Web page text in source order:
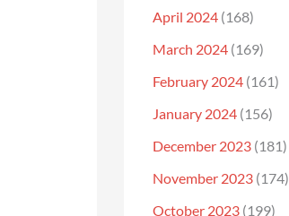
April 2024 (168)
March 2024 (169)
February 2024 (161)
January 2024 (156)
December 2023 (181)
November 2023 (174)
October 2023 (199)